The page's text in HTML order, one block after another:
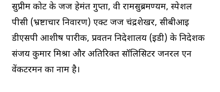
सुप्रीम कोर्ट के जज हेमंत गुप्ता, वी रामसुब्रमण्यम, स्पेशल
पीसी (भ्रष्टाचार निवारण) एक्ट जज चंद्रशेखर, सीबीआई
डीएसपी आशीष पारीक, प्रवर्तन निदेशालय (ईडी) के निदेशक
संजय कुमार मिश्रा और अतिरिक्त सॉलिसिटर जनरल एन
वेंकटरमन का नाम है।